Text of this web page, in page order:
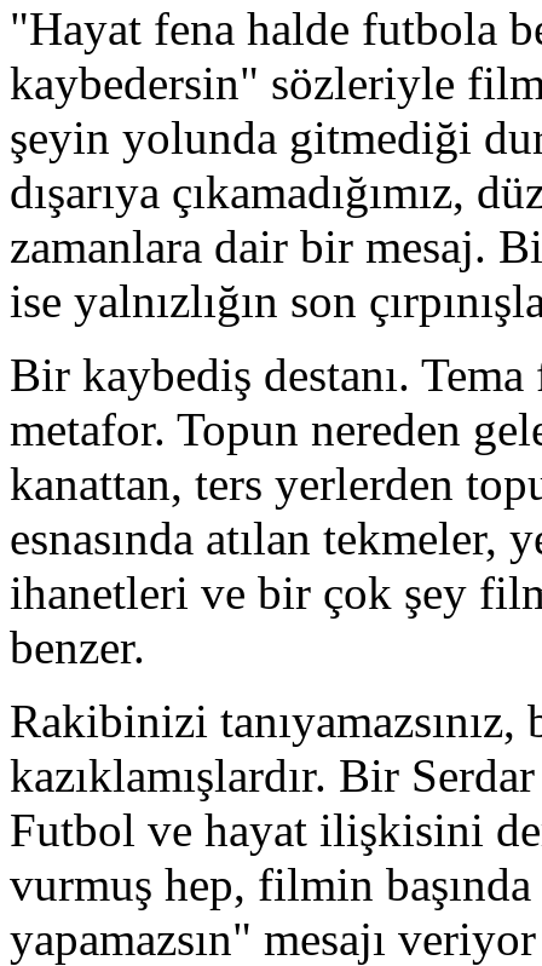
"Hayat fena halde futbola
kaybedersin" sözleriyle
şeyin yolunda gitmediği
dışarıya çıkamadığımız,
zamanlara dair bir mesaj.
ise yalnızlığın son
Bir kaybediş destanı.
metafor. Topun nereden
kanattan, ters yerlerden
esnasında atılan tekmeler,
ihanetleri ve bir çok şey
benzer.
Rakibinizi tanıyamazsınız,
kazıklamışlardır. Bir
Futbol ve hayat ilişkisini
vurmuş hep, filmin
yapamazsın" mesajı